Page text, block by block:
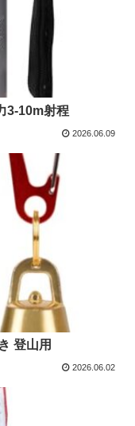
3-10m射程
2026.06.09
登山用
2026.06.02